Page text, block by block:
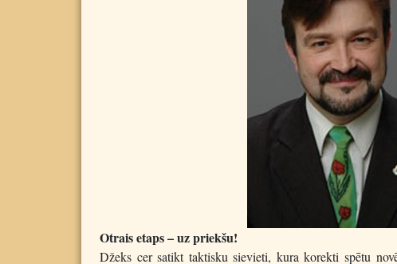
Otrais etaps – uz priekšu!
Džeks cer satikt taktisku sievieti, kura korekti spētu